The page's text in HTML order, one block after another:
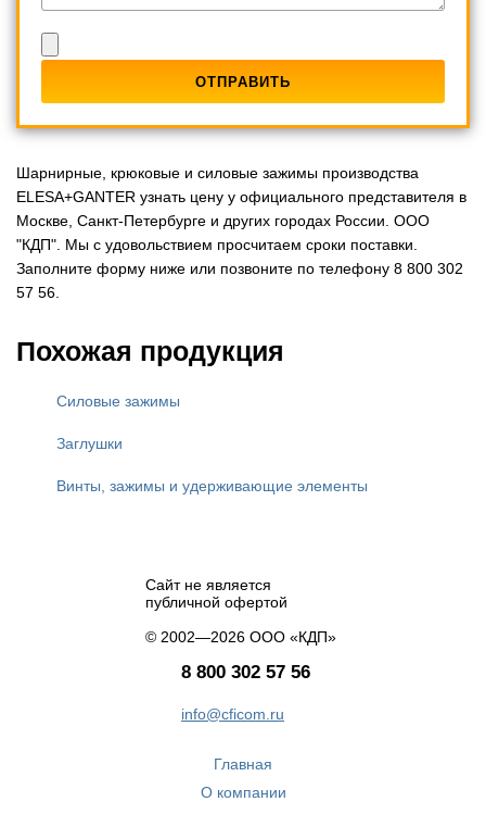
Шарнирные, крюковые и силовые зажимы производства
ELESA+GANTER узнать цену у официального представителя в
Москве, Санкт-Петербурге и других городах России. ООО
"КДП". Мы с удовольствием просчитаем сроки поставки.
Заполните форму ниже или позвоните по телефону 8 800 302
57 56.
Похожая продукция
Силовые зажимы
Заглушки
Винты, зажимы и удерживающие элементы
Сайт не является
публичной офертой
© 2002—2026 ООО «КДП»
8 800 302 57 56
info@cficom.ru
Главная
О компании